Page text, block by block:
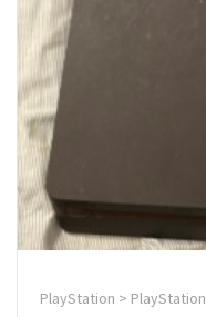
PlayStation >